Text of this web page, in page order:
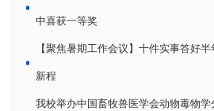
中喜获一等奖
【聚焦暑期工作会议】十件实事答好
新程
我校举办中国畜牧兽医学会动物毒物